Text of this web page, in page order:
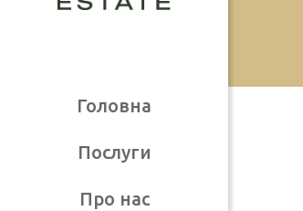
Головна
Послуги
Про нас